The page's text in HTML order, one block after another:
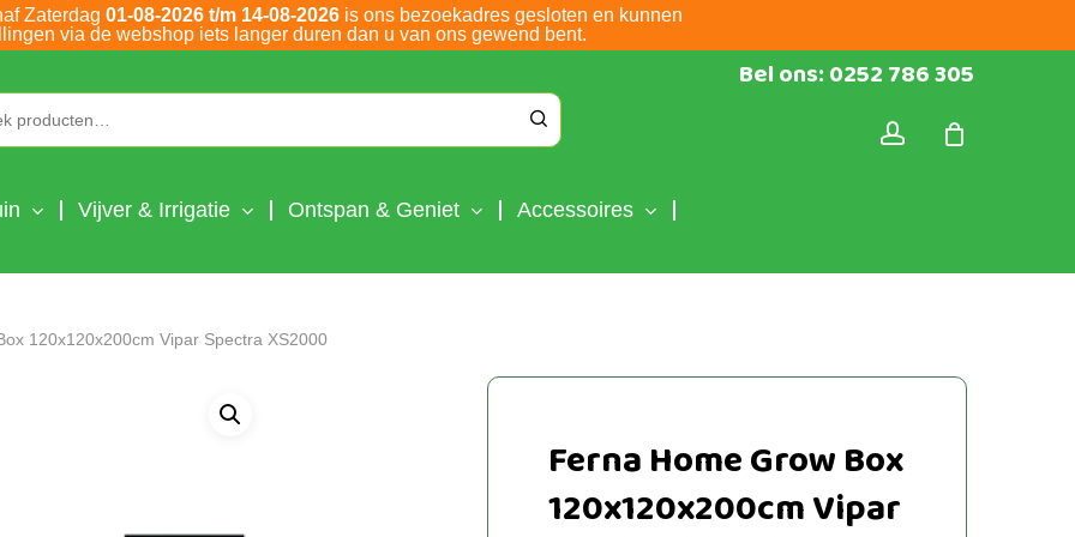
Zaterdag 01-08-2026 t/m 14-08-2026is ons bezoekadres gesloten en kunnen
via de webshop iets langer duren dan u van ons gewend bent.
Bel ons: 0252 786 305
Vijver & Irrigatie Ontspan & Geniet Accessoires
120x120x200cm Vipar Spectra XS2000
Ferna Home Grow Box
120x120x200cm Vipar